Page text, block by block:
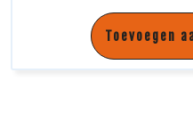
Toevoegen